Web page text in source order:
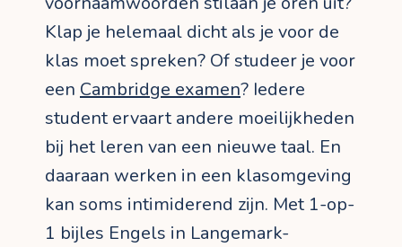
Klap je helemaal dicht als je voor de
klas moet spreken? Of studeer je voor
een Cambridge examen? Iedere
student ervaart andere moeilijkheden
bij het leren van een nieuwe taal. En
daaraan werken in een klasomgeving
kan soms intimiderend zijn. Met 1-op-
1 bijles Engels in Langemark-